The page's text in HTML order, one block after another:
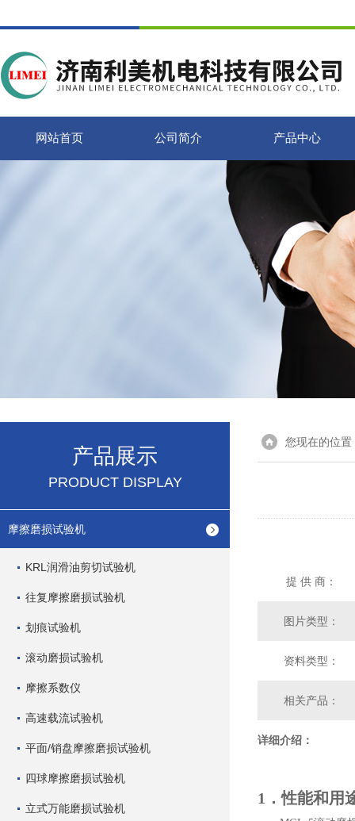
网站首页 公司简介 产品中心
产品展示
PRODUCT DISPLAY
摩擦磨损试验机
KRL润滑油剪切试验机
往复摩擦磨损试验机
划痕试验机
滚动磨损试验机
摩擦系数仪
高速载流试验机
平面/销盘摩擦磨损试验机
四球摩擦磨损试验机
立式万能磨损试验机
您现在的位置
提 供 商：
图片类型：
资料类型：
相关产品：
详细介绍：
1 ．性能和用